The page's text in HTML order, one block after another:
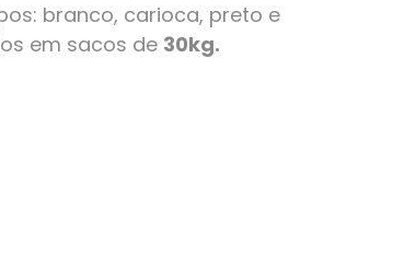
branco, carioca, preto e
em sacos de 30kg.